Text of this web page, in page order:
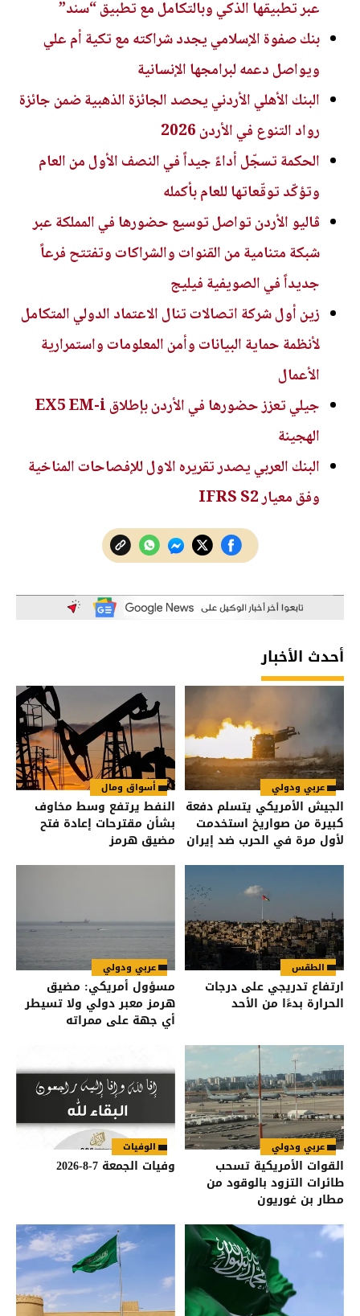
عبر تطبيقها الذكي وبالتكامل مع تطبيق “سند”
بنك صفوة الإسلامي يجدد شراكته مع تكية أم علي
ويواصل دعمه لبرامجها الإنسانية
البنك الأهلي الأردني يحصد الجائزة الذهبية ضمن جائزة
رواد التنوع في الأردن 2026
الحكمة تسجّل أداءً جيداً في النصف الأول من العام
وتؤكّد توقّعاتها للعام بأكمله
ڤاليو الأردن تواصل توسيع حضورها في المملكة عبر
شبكة متنامية من القنوات والشراكات وتفتتح فرعاً
جديداً في الصويفية فيليج
زين أول شركة اتصالات تنال الاعتماد الدولي المتكامل
لأنظمة حماية البيانات وأمن المعلومات واستمرارية
الأعمال
جيلي تعزز حضورها في الأردن بإطلاق EX5 EM-i
الهجينة
البنك العربي يصدر تقريره الاول للإفصاحات المناخية
وفق معيار IFRS S2
أحدث الأخبار
عربي ودولي
الجيش الأمريكي يتسلم دفعة
كبيرة من صواريخ استخدمت
لأول مرة في الحرب ضد إيران
أسواق ومال
النفط يرتفع وسط مخاوف
بشأن مقترحات إعادة فتح
مضيق هرمز
الطقس
ارتفاع تدريجي على درجات
الحرارة بدءًا من الأحد
عربي ودولي
مسؤول أمريكي: مضيق
هرمز معبر دولي ولا تسيطر
أي جهة على ممراته
عربي ودولي
القوات الأمريكية تسحب
طائرات التزود بالوقود من
مطار بن غوريون
الوفيات
وفيات الجمعة 7-8-2026